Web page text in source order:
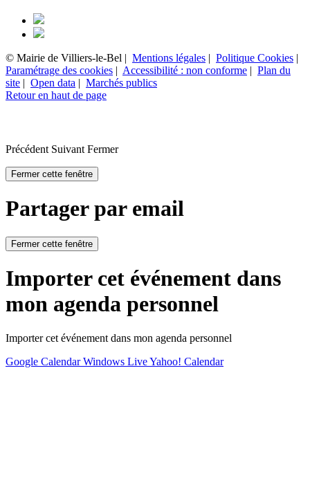
© Mairie de Villiers-le-Bel | Mentions légales | Politique Cookies |
Paramétrage des cookies | Accessibilité : non conforme | Plan du
site | Open data | Marchés publics
Retour en haut de page
Précédent Suivant Fermer
Fermer cette fenêtre
Partager par email
Fermer cette fenêtre
Importer cet événement dans
mon agenda personnel
Importer cet événement dans mon agenda personnel
Google CalendarWindows LiveYahoo! Calendar